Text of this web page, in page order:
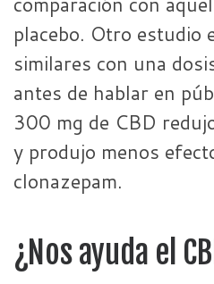
placebo. Otro estudio
similares con una
antes de hablar en
300 mg de CBD
y produjo menos
clonazepam.
¿Nos ayuda el